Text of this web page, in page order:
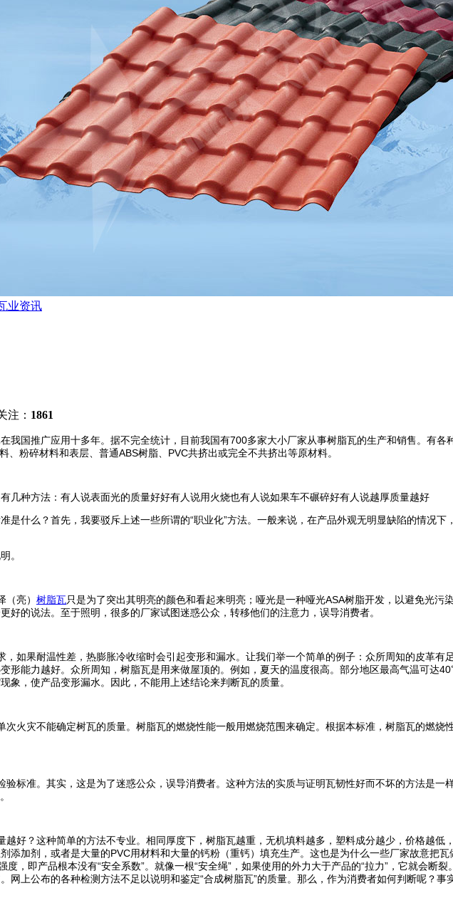
业资讯
注： 1861
我国推广应用十多年。据不完全统计，目前我国有700多家大小厂家从事树脂瓦的生产和销售。有
、粉碎材料和表层、普通ABS树脂、PVC共挤出或完全不共挤出等原材料。
几种方法：有人说表面光的质量好好有人说用火烧也有人说如果车不碾碎好有人说越厚质量越好
是什么？首先，我要驳斥上述一些所谓的“职业化”方法。一般来说，在产品外观无明显缺陷的情况
。
亮） 树脂瓦只是为了突出其明亮的颜色和看起来明亮；哑光是一种哑光ASA树脂开发，以避免光
好的说法。至于照明，很多的厂家试图迷惑公众，转移他们的注意力，误导消费者。
，如果耐温性差，热膨胀冷收缩时会引起变形和漏水。让我们举一个简单的例子：众所周知的皮革有
形能力越好。众所周知，树脂瓦是用来做屋顶的。例如，夏天的温度很高。部分地区最高气温可
象，使产品变形漏水。因此，不能用上述结论来判断瓦的质量。
火灾不能确定树瓦的质量。树脂瓦的燃烧性能一般用燃烧范围来确定。根据本标准，树脂瓦的燃
标准。其实，这是为了迷惑公众，误导消费者。这种方法的实质与证明瓦韧性好而不坏的方法是
好？这种简单的方法不专业。相同厚度下，树脂瓦越重，无机填料越多，塑料成分越少，价格越低
添加剂，或者是大量的PVC用材料和大量的钙粉（重钙）填充生产。这也是为什么一些厂家故意把
度，即产品根本没有“安全系数”。就像一根“安全绳”，如果使用的外力大于产品的“拉力”，它就会断
网上公布的各种检测方法不足以说明和鉴定“合成树脂瓦”的质量。那么，作为消费者如何判断呢？